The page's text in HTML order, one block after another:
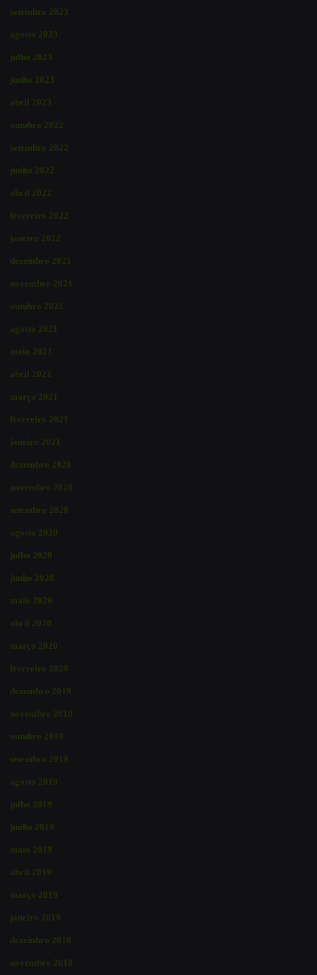
setembro 2023
agosto 2023
julho 2023
junho 2023
abril 2023
outubro 2022
setembro 2022
junho 2022
abril 2022
fevereiro 2022
janeiro 2022
dezembro 2021
novembro 2021
outubro 2021
agosto 2021
maio 2021
abril 2021
março 2021
fevereiro 2021
janeiro 2021
dezembro 2020
novembro 2020
setembro 2020
agosto 2020
julho 2020
junho 2020
maio 2020
abril 2020
março 2020
fevereiro 2020
dezembro 2019
novembro 2019
outubro 2019
setembro 2019
agosto 2019
julho 2019
junho 2019
maio 2019
abril 2019
março 2019
janeiro 2019
dezembro 2018
novembro 2018